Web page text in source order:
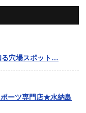
穴場スポット…
ーツ専門店★水納島